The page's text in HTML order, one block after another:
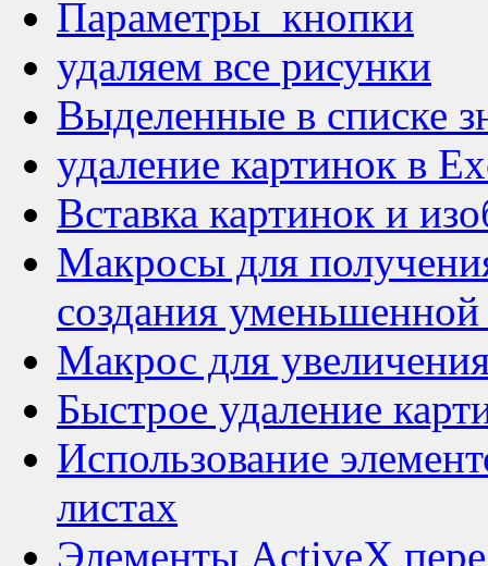
Параметры_кнопки
удаляем все рисунки
Выделенные в списке
удаление картинок в
Вставка картинок и
Макросы для
создания
Макрос для
Быстрое удаление
Использование
листах
Элементы ActiveX